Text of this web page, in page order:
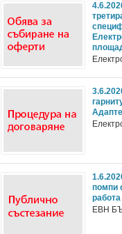
помпи
ЕВН